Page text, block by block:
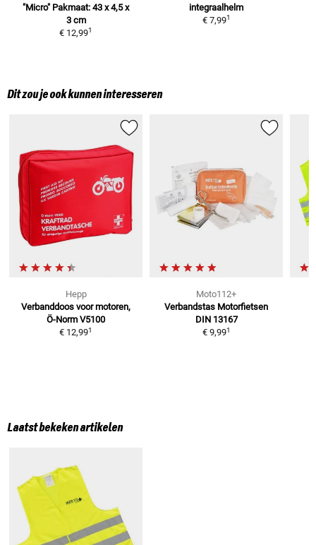
"Micro" Pakmaat: 43 x 4,5 x
3 cm
€ 12,991
integraalhelm
€ 7,991
Dit zou je ook kunnen interesseren
Hepp
Verbanddoos voor motoren,
Ö-Norm V5100
€ 12,991
Moto112+
Verbandstas Motorfietsen
DIN 13167
€ 9,991
Laatst bekeken artikelen